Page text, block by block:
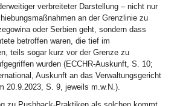
verbreiteter Darstellung – nicht nur
an der Grenzlinie zu
oder Serbien geht, sondern dass
betroffen waren, die tief im
teils sogar kurz vor der Grenze zu
wurden (ECCHR-Auskunft, S. 10;
Auskunft an das Verwaltungsgericht
20.9.2023, S. 9, jeweils m.w.N.).